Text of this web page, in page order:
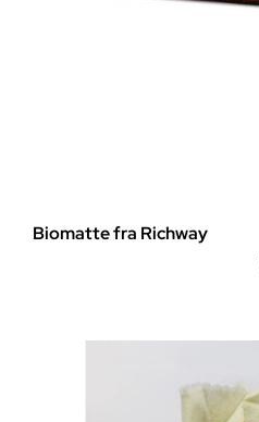
Biomatte fra Richway